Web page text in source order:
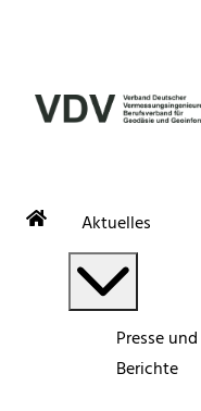
Aktuelles
Presse und
Berichte